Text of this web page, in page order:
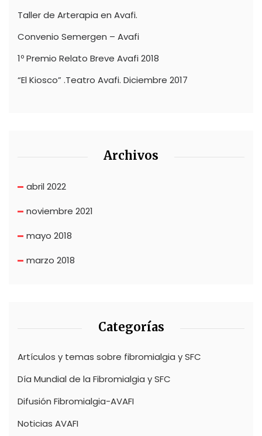
Taller de Arterapia en Avafi.
Convenio Semergen – Avafi
1º Premio Relato Breve Avafi 2018
“El Kiosco” .Teatro Avafi. Diciembre 2017
Archivos
abril 2022
noviembre 2021
mayo 2018
marzo 2018
Categorías
Artículos y temas sobre fibromialgia y SFC
Día Mundial de la Fibromialgia y SFC
Difusión Fibromialgia-AVAFI
Noticias AVAFI